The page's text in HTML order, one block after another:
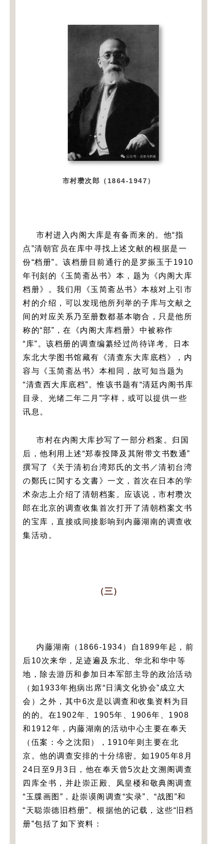
市村瓒次郎（1864-1947）
市村进入内阁大库是有备而来的。他“指
点”清朝官员在库中寻找上述文献的根据是一
份“档册”。该档册目前通行的是罗振玉于1910
年刊刻的《玉简斋丛书》本，题为《内阁大库
档册》。我们用《玉简斋丛书》本核对上引市
村的介绍，可以发现他所列举的子库与文献之
间的对应关系乃至册数都基本吻合，只是他所
称的“部”，在《内阁大库档册》中被称作
“库”。该档册的调查编纂经过尚待详考。日本
东北大学图书馆藏有《清查东大库底档》，内
容与《玉简斋丛书》本相同，故可知当题为
“清查西大库底档”。惟该书题有“清廷内阁书库
目录、光绪二年二月”字样，或可以提供一些
讯息。
市村在内阁大库抄写了一部分档案。归国
后，他利用上述“郑泰投降及其附带文书数通”
撰写了《关于清初台湾郑氏的文书／清初台湾
の鄭氏に関する文書》一文，首次在日本的学
术杂志上介绍了清朝档案。应该说，市村瓒次
郎在北京的调查收集首次打开了清朝档案文书
的宝库，直接或间接影响到内藤湖南的调查收
集活动。
（三）
内藤湖南（1866-1934）自1899年起，前
后10次来华，足迹遍及东北、华北和华中等
地，除去游历和参加日本军部主导的政治活动
（如1933年抱病出席“日满文化协会”成立大
会）之外，其中6次是以调查和收集资料为目
的的。在1902年、1905年、1906年、1908
和1912年，内藤湖南的活动中心主要在奉天
（伍案：今之沈阳），1910年则主要在北
京。他的调查安排的十分绵密。如1905年8月
24日至9月3日，他在奉天曾5次赴文溯阁调查
四库全书，并赴崇正殿、凤皇楼和敬典阁调查
“玉牒画图”，赴崇谟阁调查“实录”、“战图”和
“天聪崇德旧档册”。根据他的记载，这些“旧档
册”包括了如下资料：